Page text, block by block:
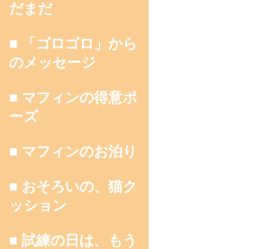
だまだ
■ 「ゴロゴロ」から
のメッセージ
■ マフィンの得意ポ
ーズ
■ マフィンのお泊り
■ おそろいの、猫ク
ッション
■ 試練の日は、もう